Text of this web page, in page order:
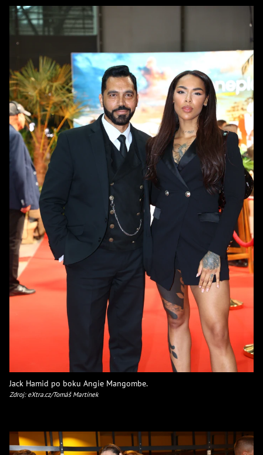
Jack Hamid po boku Angie Mangombe.
Zdroj: eXtra.cz/Tomáš Martínek